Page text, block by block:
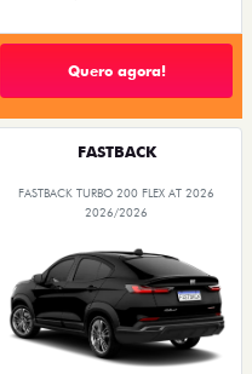
Quero agora!
FASTBACK
FASTBACK TURBO 200 FLEX AT 2026
2026/2026